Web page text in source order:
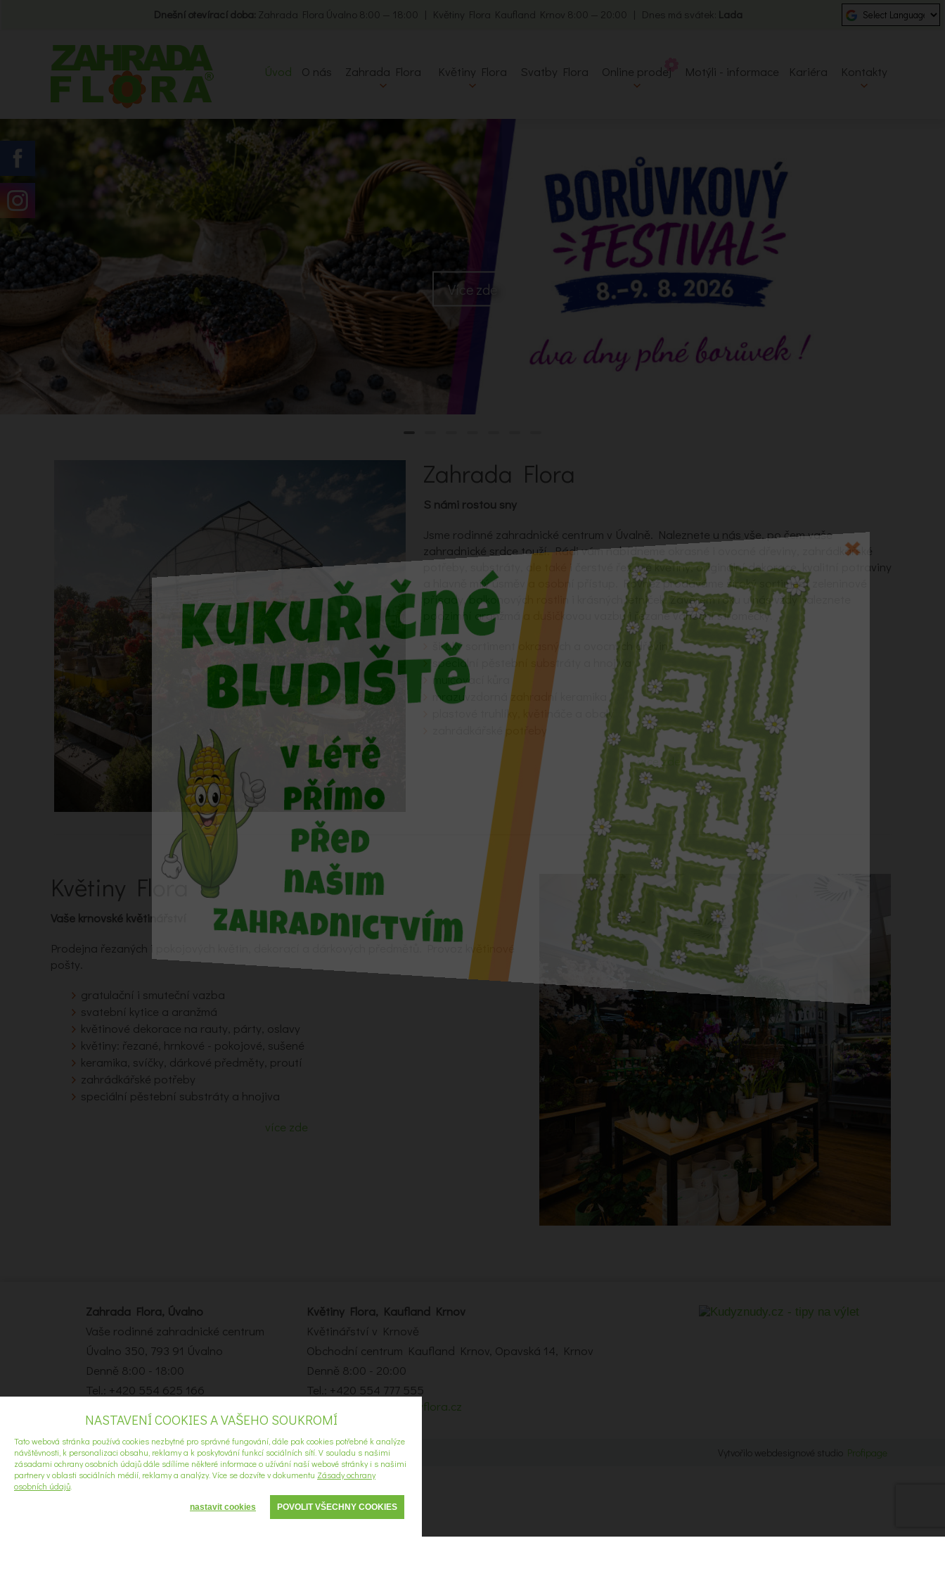
Dnešní otevírací doba: Zahrada Flora Úvalno 8:00 — 18:00 | Květiny Flora Kaufland Krnov 8:00 — 20:00 | Dnes má svátek: Lada
Úvod O nás Zahrada Flora Květiny Flora Svatby Flora Online prodej Motýli - informace Kariéra Kontakty
Více zde
Zahrada Flora
S námi rostou sny
Jsme rodinné zahradnické centrum v Úvalně. Naleznete u nás vše, po čem vaše
zahradnické srdce touží. Rádi vám nabídneme okrasné i ovocné dřeviny, zahrádkářské
potřeby, substráty, ale také i čerstvé řezané květiny, originální dekorace, kvalitní potraviny
a hlavně milý úsměv a osobní přístup. Rovněž prodáváme široký sortiment zeleninové
přísady, balkonových rostlin i krásných letniček. Závěrem roku u nás vždy naleznete
podzimní aranžmá a dušičkovou vazbu i řezané vánoční stromečky.
široký sortiment okrasných a ovocných dřevin
speciální pěstební substráty a hnojiva
mulčovací kůra
mrazuvzdorná zahradní keramika
plastové truhlíky, květináče a obaly
zahrádkářské potřeby
více zde
Květiny Flora
Vaše krnovské květinářství
Prodejna řezaných i pokojových květin, dekorací a dárkových předmětů. Provoz květinové
pošty.
gratulační i smuteční vazba
svatební kytice a aranžmá
květinové dekorace na rauty, párty, oslavy
květiny: řezané, hrnkové - pokojové, sušené
keramika, svíčky, dárkové předměty, proutí
zahrádkářské potřeby
speciální pěstební substráty a hnojiva
více zde
Zahrada Flora, Úvalno
Vaše rodinné zahradnické centrum
Úvalno 350, 793 91 Úvalno
Denně 8:00 - 18:00
Tel.: +420 554 625 166
Květiny Flora, Kaufland Krnov
Květinářství v Krnově
Obchodní centrum Kaufland Krnov, Opavská 14, Krnov
Denně 8:00 - 20:00
Tel.: +420 554 777 555
krnov2@kvetinyflora.cz
©2021 Všechna práva vyhrazena. Vytvořilo webdesignové studio Profipage
NASTAVENÍ COOKIES A VAŠEHO SOUKROMÍ
Tato webová stránka používá cookies nezbytné pro správné fungování, dále pak cookies potřebné k analýze
návštěvnosti, k personalizaci obsahu, reklamy a k poskytování funkcí sociálních sítí. V souladu s našimi
zásadami ochrany osobních údajů dále sdílíme některé informace o užívání naší webové stránky i s našimi
partnery v oblasti sociálních médií, reklamy a analýzy. Více se dozvíte v dokumentu Zásady ochrany
osobních údajů
POVOLIT VŠECHNY COOKIES
nastavit cookies